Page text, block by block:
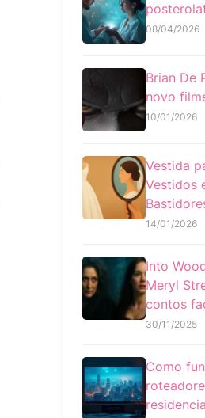
08/04/2026
Brian De
novo
10/01/2026
Vestida
Vestidos
14/01/2026
Into
Meryl
contos
30/11/2025
Como